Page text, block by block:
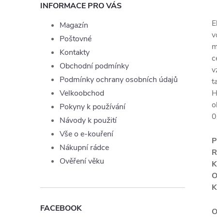
INFORMACE PRO VÁS
Magazín
Poštovné
Kontakty
Obchodní podmínky
Podmínky ochrany osobních údajů
Velkoobchod
Pokyny k používání
Návody k použití
Vše o e-kouření
Nákupní rádce
Ověření věku
FACEBOOK